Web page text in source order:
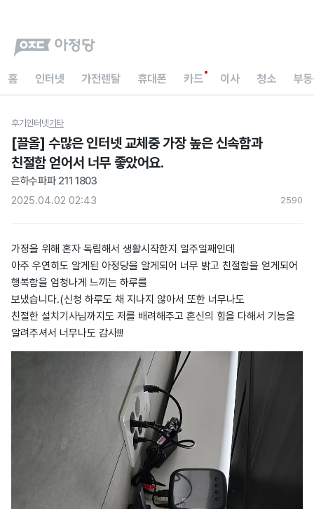
홈 인터넷 가전렌탈 휴대폰 카드 이사 청소 부
후기 인터넷기타
[끌올] 수많은 인터넷 교체중 가장 높은 신속함과
친절함 얻어서 너무 좋았어요.
은하수파파 211 1803
2025.04.02 02:43
2590
가정을 위해 혼자 독립해서 생활시작한지 일주일째인데
아주 우연히도 알게된 아정당을 알게되어 너무 밝고 친절함을 얻게되어
행복함을 엄청나게 느끼는 하루를
보냈습니다.(신청 하루도 채 지나지 않아서 또한 너무나도
친절한 설치기사님까지도 저를 배려해주고 혼신의 힘을 다해서 기능을
알려주셔서 너무나도 감사!!!